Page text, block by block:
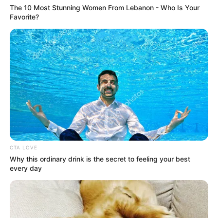
mobil jip, ketika tentara memasukinya.
Uniknya, ia juga bisa meniru kebiasaan tentara yang kurang baik
untuk kesehatannya, yaitu merokok dan minum bir.
Baca juga:Sungai Huang He, Ibu Peradaban China yang
Merenggut Jutaan Jiwa
Berstatus sebagai prajurit dan bergabung ke
pasukan militer yang diberangkatkan ke Italia
The 10 Most Stunning Women From Lebanon - Who Is Your
Favorite?
CTA LOVE
Why this ordinary drink is the secret to feeling your best
every day